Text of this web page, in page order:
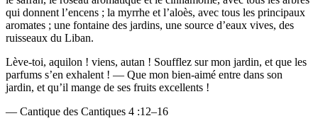
qui donnent l’encens ; la myrrhe et l’aloès, avec tous les principaux
aromates ; une fontaine des jardins, une source d’eaux vives, des
ruisseaux du Liban.
Lève-toi, aquilon ! viens, autan ! Soufflez sur mon jardin, et que les
parfums s’en exhalent ! — Que mon bien-aimé entre dans son
jardin, et qu’il mange de ses fruits excellents !
— Cantique des Cantiques 4 :12–16